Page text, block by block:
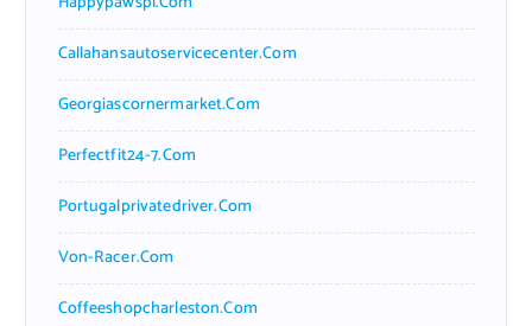
Callahansautoservicecenter.com
Georgiascornermarket.com
Perfectfit24-7.com
Portugalprivatedriver.com
Von-Racer.com
Coffeeshopcharleston.com